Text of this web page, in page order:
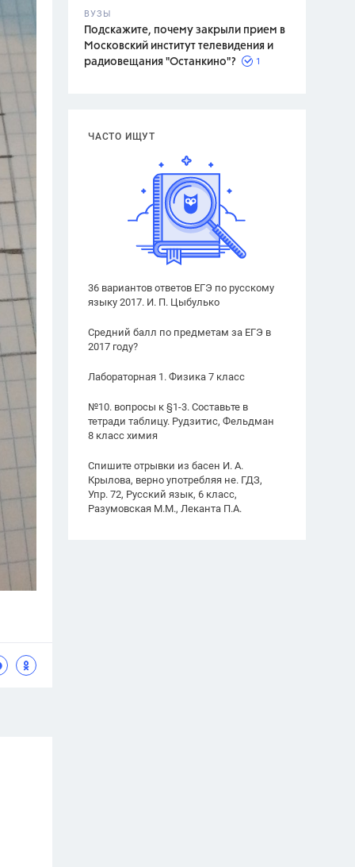
ВУЗЫ
Подскажите, почему закрыли прием в
Московский институт телевидения и
радиовещания "Останкино"?
1
ЧАСТО ИЩУТ
36 вариантов ответов ЕГЭ по русскому
языку 2017. И. П. Цыбулько
Средний балл по предметам за ЕГЭ в
2017 году?
Лабораторная 1. Физика 7 класс
№10. вопросы к §1-3. Составьте в
тетради таблицу. Рудзитис, Фельдман
8 класс химия
Спишите отрывки из басен И. А.
Крылова, верно употребляя не. ГДЗ,
Упр. 72, Русский язык, 6 класс,
Разумовская М.М., Леканта П.А.